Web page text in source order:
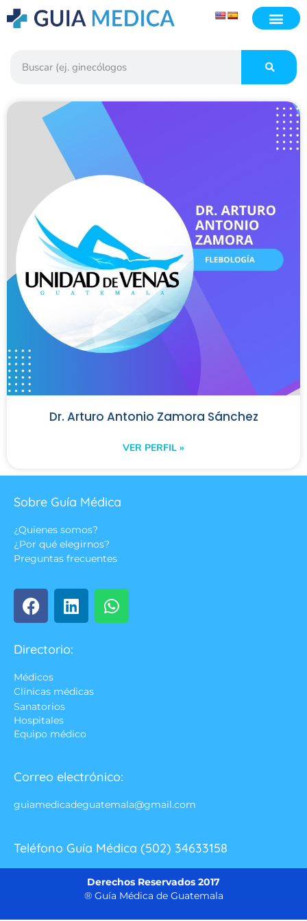
Dr. Arturo Antonio Zamora Sánchez
VER PERFIL »
Sobre Guía Médica
¿Quienes somos?
¿Por qué elegirnos?
Preguntas frecuentes
Directorio:
Médicos
Clínicas médicas
Sanatorios
Hospitales
Equipo médico
Correo electrónico:
guiamedicadeguatemala@gmail.com
Teléfono Guía Médica (502) 34633158
Derechos Reservados 2017
® Guía Médica de Guatemala